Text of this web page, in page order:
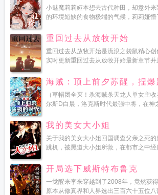
小魅魔莉莉娅本想去古代种田，却意外
的环境短缺的食物极端的气候，莉莉娅
重回过去从放牧开始
重回过去从放牧开始是流浪之袋鼠精心
实时更新重回过去从放牧开始最新章节
海贼：顶上前夕苏醒，捏爆
（草帽团全灭！杀海贼杀天龙人单女主
尔斯D白晨，洛克斯时代最强中将，在神
我的美女大小姐
关于我的美女大小姐回国调查父亲之死
跳机，被黑道大小姐所救，在都市之中
开局选下威斯特布鲁克
一觉醒来李来穿越到了2008年，竟然获
原本从修真界和人界选出三百六十五位